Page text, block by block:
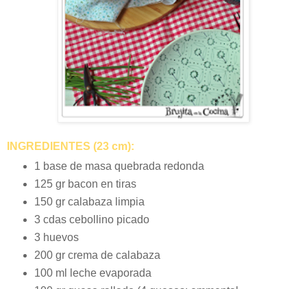
INGREDIENTES (23 cm):
1 base de masa quebrada redonda
125 gr bacon en tiras
150 gr calabaza limpia
3 cdas cebollino picado
3 huevos
200 gr crema de calabaza
100 ml leche evaporada